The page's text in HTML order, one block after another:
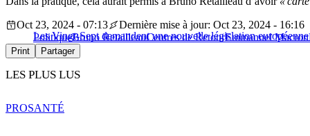
Les Vingt-Sept demandent une nouvelle législation
Oct 23, 2024 - 07:13
Dernière mise à jour: Oct 23, 2024 - 16:16
PolitiqueBruno RetailleauCentres de RetourEmmanuel Macron
Print Partager
LES PLUS LUS
PROSANTÉ